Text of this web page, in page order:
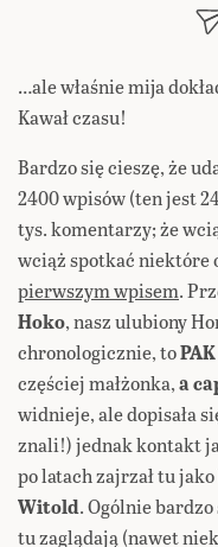
…ale właśnie mija
Kawał czasu!
Bardzo się cieszę, że
2400 wpisów (ten jest
tys. komentarzy; że
wciąż spotkać niektóre
pierwszym wpisem.
Hoko, nasz ulubiony
chronologicznie, toPAK
częściej małżonka,a
widnieje, ale dopisała
znali!) jednak kontakt
po latach zajrzał tu jako
Witold. Ogólnie
tu zaglądają (nawet